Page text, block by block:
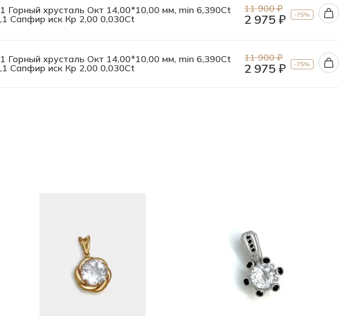
1 Горный хрусталь Окт 14,00*10,00 мм, min 6,390Ct
,1 Сапфир иск Кр 2,00 0,030Ct
11 900 ₽
2 975 ₽ -75%
1 Горный хрусталь Окт 14,00*10,00 мм, min 6,390Ct
,1 Сапфир иск Кр 2,00 0,030Ct
11 900 ₽
2 975 ₽ -75%